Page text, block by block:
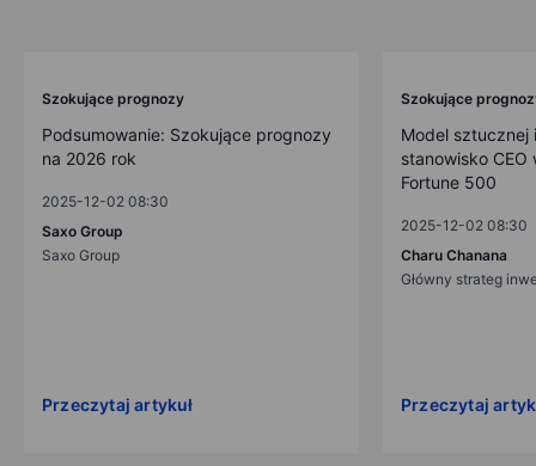
Szokujące prognozy
Podsumowanie: Szokujące prognozy
na 2026 rok
2025-12-02 08:30
Saxo Group
Saxo Group
Przeczytaj artykuł
Szokujące
Model sztucznej
stanowisko CEO
Fortune 500
2025-12-02 08:30
Charu Chanana
Główny strateg
Przeczytaj